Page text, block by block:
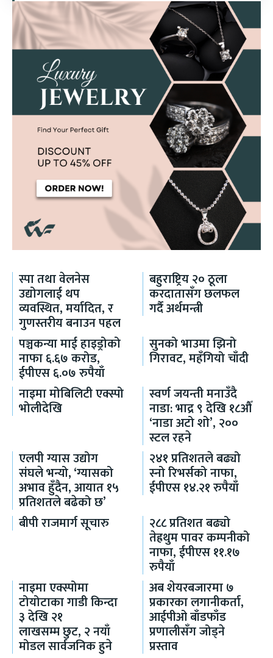
स्पा तथा वेलनेस
उद्योगलाई थप
व्यवस्थित, मर्यादित, र
गुणस्तरीय बनाउन पहल
बहुराष्ट्रिय २० ठूला
करदातासँग छलफल
गर्दै अर्थमन्त्री
पञ्चकन्या माई हाइड्रोको
नाफा ६.६७ करोड,
ईपीएस ६.०७ रुपैयाँ
सुनको भाउमा झिनो
गिरावट, महँगियो चाँदी
नाइमा मोबिलिटी एक्स्पो
भोलीदेखि
स्वर्ण जयन्ती मनाउँदै
नाडा: भाद्र ९ देखि १८औँ
‘नाडा अटो शो’, २००
स्टल रहने
एलपी ग्यास उद्योग
संघले भन्यो, ‘ग्यासको
अभाव हुँदैन, आयात १५
प्रतिशतले बढेको छ’
२४१ प्रतिशतले बढ्यो
स्नो रिभर्सको नाफा,
ईपीएस १४.२१ रुपैयाँ
बीपी राजमार्ग सूचारु
२८८ प्रतिशत बढ्यो
तेह्रथुम पावर कम्पनीको
नाफा, ईपीएस ११.१७
रुपैयाँ
नाइमा एक्स्पोमा
टोयोटाका गाडी किन्दा
३ देखि २१
लाखसम्म छुट, २ नयाँ
मोडल सार्वजनिक हुने
अब शेयरबजारमा ७
प्रकारका लगानीकर्ता,
आईपीओ बाँडफाँड
प्रणालीसँग जोड्ने
प्रस्ताव